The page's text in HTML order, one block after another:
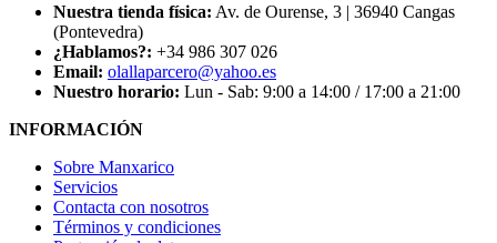
Nuestra tienda física: Av. de Ourense, 3 | 36940 Cangas
(Pontevedra)
¿Hablamos?: +34 986 307 026
Email: olallaparcero@yahoo.es
Nuestro horario: Lun - Sab: 9:00 a 14:00 / 17:00 a 21:00
INFORMACIÓN
Sobre Manxarico
Servicios
Contacta con nosotros
Términos y condiciones